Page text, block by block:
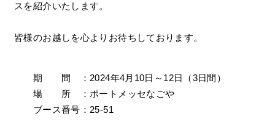
スを紹介いたします。
皆様のお越しを心よりお待ちしております。
期 間 ：2024年4月10日～12日（3日間）
場 所 ：ポートメッセなごや
ブース番号：25-51